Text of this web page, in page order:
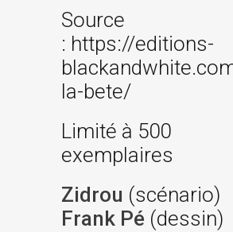
Source
: https://editions-
la-bete/
Limité à 500
exemplaires
Zidrou (scénario)
Frank Pé (dessin)